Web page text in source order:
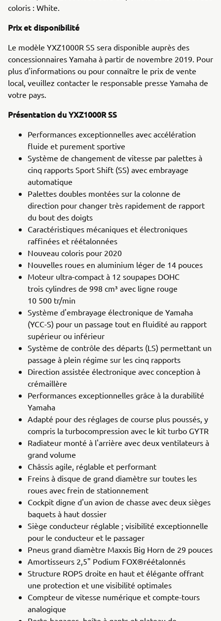
coloris : White.
Prix et disponibilité
Le modèle YXZ1000R SS sera disponible auprès des
concessionnaires Yamaha à partir de novembre 2019. Pour
plus d'informations ou pour connaître le prix de vente
local, veuillez contacter le responsable presse Yamaha de
votre pays.
Présentation du YXZ1000R SS
Performances exceptionnelles avec accélération
fluide et purement sportive
Système de changement de vitesse par palettes à
cinq rapports Sport Shift (SS) avec embrayage
automatique
Palettes doubles montées sur la colonne de
direction pour changer très rapidement de rapport
du bout des doigts
Caractéristiques mécaniques et électroniques
raffinées et réétalonnées
Nouveau coloris pour 2020
Nouvelles roues en aluminium léger de 14 pouces
Moteur ultra-compact à 12 soupapes DOHC
trois cylindres de 998 cm³ avec ligne rouge
10 500 tr/min
Système d'embrayage électronique de Yamaha
(YCC-S) pour un passage tout en fluidité au rapport
supérieur ou inférieur
Système de contrôle des départs (LS) permettant un
passage à plein régime sur les cinq rapports
Direction assistée électronique avec conception à
crémaillère
Performances exceptionnelles grâce à la durabilité
Yamaha
Adapté pour des réglages de course plus poussés, y
compris la turbocompression avec le kit turbo GYTR
Radiateur monté à l'arrière avec deux ventilateurs à
grand volume
Châssis agile, réglable et performant
Freins à disque de grand diamètre sur toutes les
roues avec frein de stationnement
Cockpit digne d'un avion de chasse avec deux sièges
baquets à haut dossier
Siège conducteur réglable ; visibilité exceptionnelle
pour le conducteur et le passager
Pneus grand diamètre Maxxis Big Horn de 29 pouces
Amortisseurs 2,5" Podium FOX®réétalonnés
Structure ROPS droite en haut et élégante offrant
une protection et une visibilité optimales
Compteur de vitesse numérique et compte-tours
analogique